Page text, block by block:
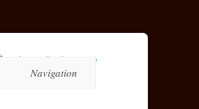
Navigation